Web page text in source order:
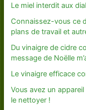
Le miel interdit aux
Connaissez-vous ce
plans de travail et
Du vinaigre de cidre
message de Noëlle
Le vinaigre efficace
Vous avez un
le nettoyer !